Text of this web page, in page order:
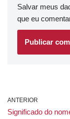
Salvar meus
que eu
ANTERIOR
Significado do